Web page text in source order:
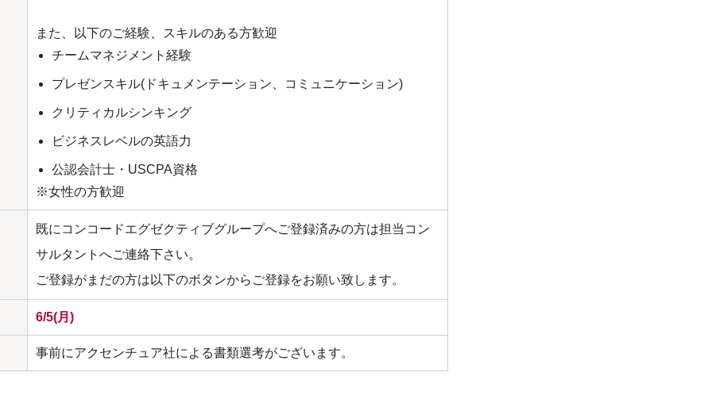
また、以下のご経験、スキルのある方歓迎
チームマネジメント経験
プレゼンスキル(ドキュメンテーション、コミュニケーション)
クリティカルシンキング
ビジネスレベルの英語力
公認会計士・USCPA資格
※女性の方歓迎
既にコンコードエグゼクティブグループへご登録済みの方は担当コン
サルタントへご連絡下さい。
ご登録がまだの方は以下のボタンからご登録をお願い致します。
6/5(月)
事前にアクセンチュア社による書類選考がございます。